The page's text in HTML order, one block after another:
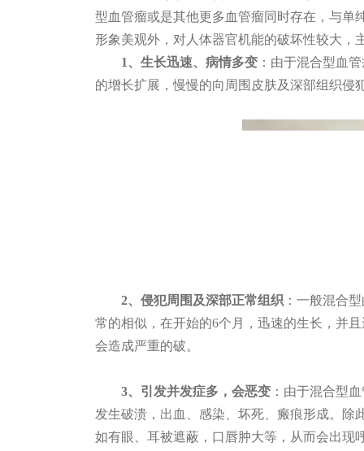
型血管瘤或是其他更多血管瘤同时存在，与
形象美观外，对人体器官机能的破坏性较大，
1、生长迅速、病情多变 ：由于混合型血
的增长扩展，慢慢的向周围皮肤及深部组织侵
2、侵犯周围及深部正常组织 ：一般混合
常的相似，在开始的6个月，迅速的生长，并
会造成严重的破。
3、引发并发症多，会恶变 ：由于混合型
发生破溃，出血、感染、坏死、瘢痕形成。除
如有眼、耳被遮蔽，口唇肿大等，从而会出现